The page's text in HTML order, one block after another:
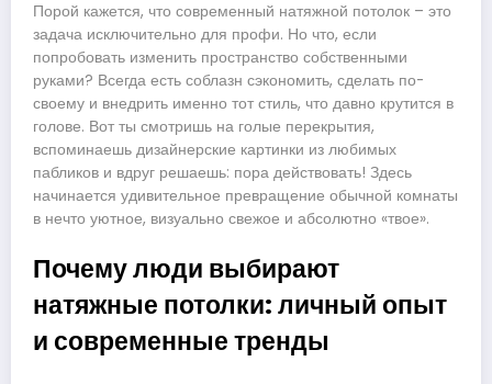
Порой кажется, что современный натяжной потолок – это
задача исключительно для профи. Но что, если
попробовать изменить пространство собственными
руками? Всегда есть соблазн сэкономить, сделать по-
своему и внедрить именно тот стиль, что давно крутится в
голове. Вот ты смотришь на голые перекрытия,
вспоминаешь дизайнерские картинки из любимых
пабликов и вдруг решаешь: пора действовать! Здесь
начинается удивительное превращение обычной комнаты
в нечто уютное, визуально свежое и абсолютно «твое».
Почему люди выбирают
натяжные потолки: личный опыт
и современные тренды